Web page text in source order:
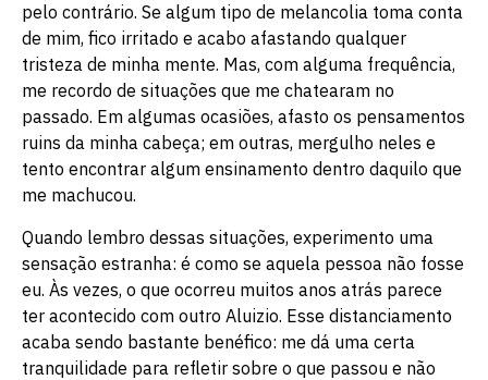
pelo contrário. Se algum tipo de melancolia toma conta
de mim, fico irritado e acabo afastando qualquer
tristeza de minha mente. Mas, com alguma frequência,
me recordo de situações que me chatearam no
passado. Em algumas ocasiões, afasto os pensamentos
ruins da minha cabeça; em outras, mergulho neles e
tento encontrar algum ensinamento dentro daquilo que
me machucou.
Quando lembro dessas situações, experimento uma
sensação estranha: é como se aquela pessoa não fosse
eu. Às vezes, o que ocorreu muitos anos atrás parece
ter acontecido com outro Aluizio. Esse distanciamento
acaba sendo bastante benéfico: me dá uma certa
tranquilidade para refletir sobre o que passou e não